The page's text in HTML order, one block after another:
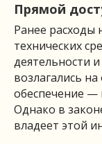
Прямой
Ранее расходы
технических
деятельности
возлагались
обеспечение —
Однако в
владеет этой